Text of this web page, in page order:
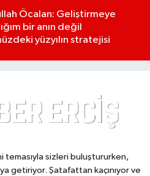
Öcalan: Geliştirmeye
bir anın değil
yüzyılın stratejisi
temasıyla sizleri buluştururken,
getiriyor. Şatafattan kaçınıyor ve